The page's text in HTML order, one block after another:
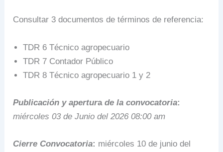
Consultar 3 documentos de términos de referencia:
TDR 6 Técnico agropecuario
TDR 7 Contador Público
TDR 8 Técnico agropecuario 1 y 2
Publicación y aperturade la convocatoria:
miércoles 03 de Junio del 2026 08:00 am
Cierre Convocatoria: miércoles 10 de junio del